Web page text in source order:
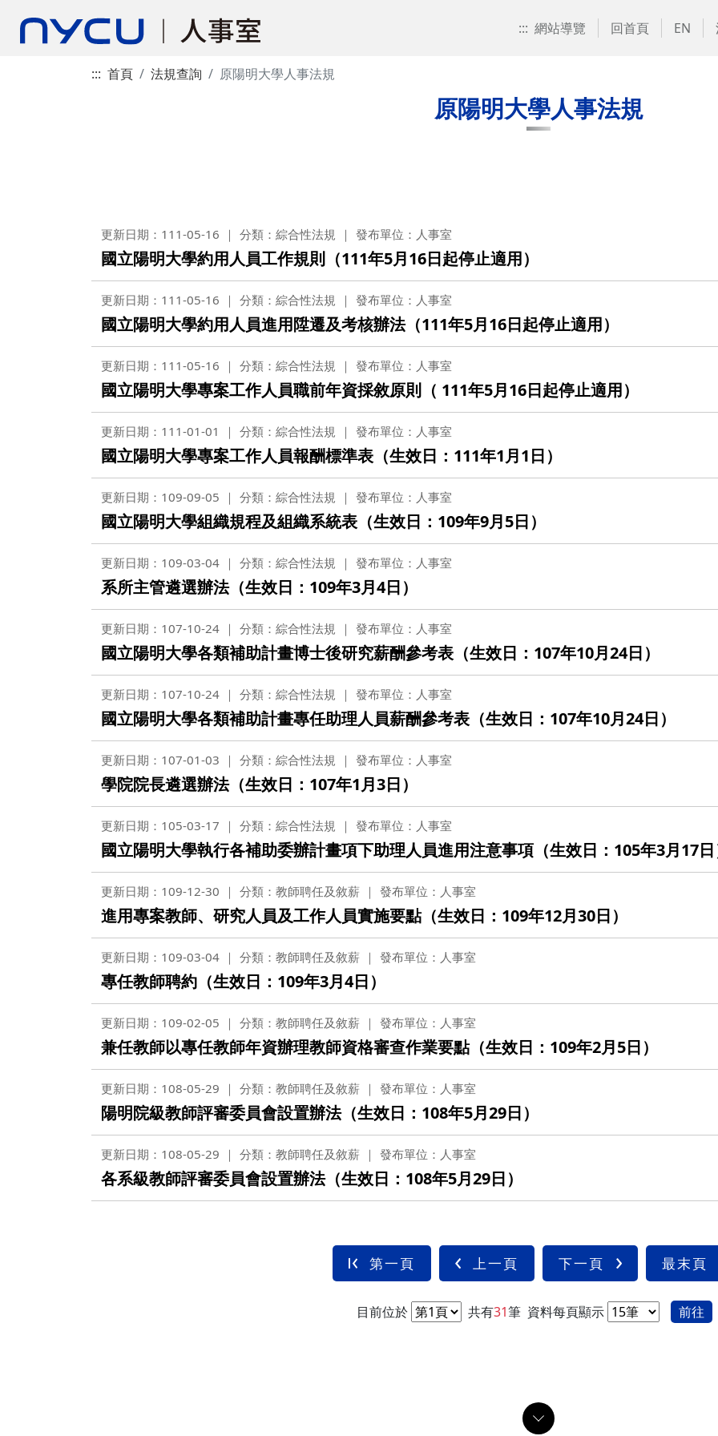
::: 網站導覽 回首頁 EN
::: 首頁 法規查詢 原陽明大學人事法規
原陽明大學人事法規
更新日期：111-05-16 分類：綜合性法規 發布單位：人事室
國立陽明大學約用人員工作規則（111年5月16日起停止適用）
更新日期：111-05-16 分類：綜合性法規 發布單位：人事室
國立陽明大學約用人員進用陞遷及考核辦法（111年5月16日起停止適用）
更新日期：111-05-16 分類：綜合性法規 發布單位：人事室
國立陽明大學專案工作人員職前年資採敘原則（ 111年5月16日起停止適用）
更新日期：111-01-01 分類：綜合性法規 發布單位：人事室
國立陽明大學專案工作人員報酬標準表（生效日：111年1月1日）
更新日期：109-09-05 分類：綜合性法規 發布單位：人事室
國立陽明大學組織規程及組織系統表（生效日：109年9月5日）
更新日期：109-03-04 分類：綜合性法規 發布單位：人事室
系所主管遴選辦法（生效日：109年3月4日）
更新日期：107-10-24 分類：綜合性法規 發布單位：人事室
國立陽明大學各類補助計畫博士後研究薪酬參考表（生效日：107年10月24日）
更新日期：107-10-24 分類：綜合性法規 發布單位：人事室
國立陽明大學各類補助計畫專任助理人員薪酬參考表（生效日：107年10月24日）
更新日期：107-01-03 分類：綜合性法規 發布單位：人事室
學院院長遴選辦法（生效日：107年1月3日）
更新日期：105-03-17 分類：綜合性法規 發布單位：人事室
國立陽明大學執行各補助委辦計畫項下助理人員進用注意事項（生效日：105年3月17
更新日期：109-12-30 分類：教師聘任及敘薪 發布單位：人事室
進用專案教師、研究人員及工作人員實施要點（生效日：109年12月30日）
更新日期：109-03-04 分類：教師聘任及敘薪 發布單位：人事室
專任教師聘約（生效日：109年3月4日）
更新日期：109-02-05 分類：教師聘任及敘薪 發布單位：人事室
兼任教師以專任教師年資辦理教師資格審查作業要點（生效日：109年2月5日）
更新日期：108-05-29 分類：教師聘任及敘薪 發布單位：人事室
陽明院級教師評審委員會設置辦法（生效日：108年5月29日）
更新日期：108-05-29 分類：教師聘任及敘薪 發布單位：人事室
各系級教師評審委員會設置辦法（生效日：108年5月29日）
第一頁 上一頁 下一頁 最末頁
目前位於 共有31筆 資料每頁顯示 前往